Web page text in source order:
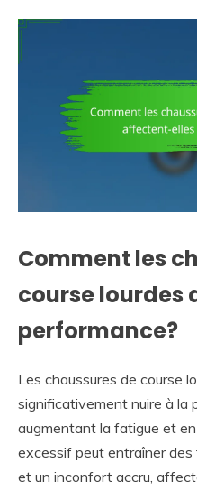
Comment les
course
performance?
Les chaussures de course
significativement nuire à la
augmentant la fatigue et en
excessif peut entraîner des
et un inconfort accru,